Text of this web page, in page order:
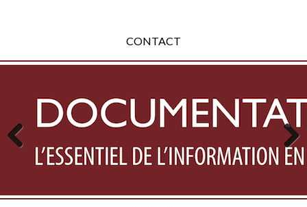
CONTACT
Previous Next